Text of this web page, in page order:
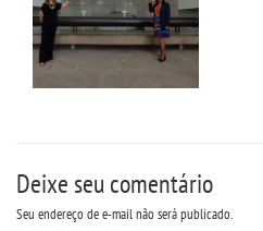
Deixe seu comentário
Seu endereço de e-mail não será publicado.